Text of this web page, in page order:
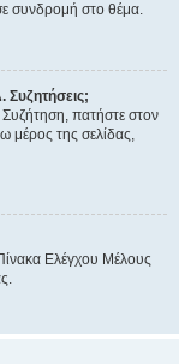
συνδρομή στο θέμα.
Συζητήσεις;
Συζήτηση, πατήστε στον
μέρος της σελίδας,
Ελέγχου Μέλους